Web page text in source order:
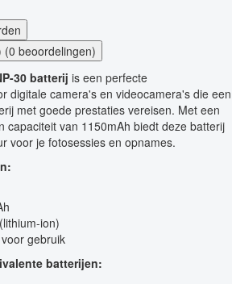
(0 beoordelingen)
30 batterij is een perfecte
digitale camera's en videocamera's die een
met goede prestaties vereisen. Met een
capaciteit van 1150mAh biedt deze batterij
voor je fotosessies en opnames.
ion)
gebruik
batterijen: